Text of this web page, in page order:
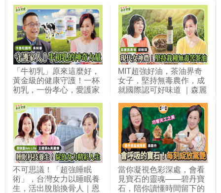
「牛初乳」原來這麼好，
黃金級的健康守護！一杯
初乳，一份孝心，愛護家
魯旺國際 吳純審
MIT超強好油，茶油界奇
女子，堅持無毒農作，成
就國際認可好味道 ｜森麗
不可思議！「超強睡眠
術」，台灣女力以睡眠養
生，活出脫胎換骨人｜恩
當你凝視色彩深處，會看
見寶石的靈魂——碧丹寶
石，陪你讀懂時間留下的